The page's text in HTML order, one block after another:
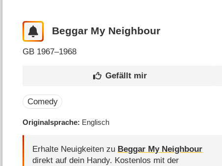
Beggar My Neighbour
GB 1967–1968
Comedy
Originalsprache Englisch
Erhalte Neuigkeiten zu Beggar My Neighbour
direkt auf dein Handy. Kostenlos mit der